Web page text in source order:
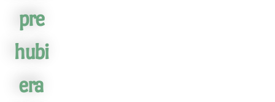
pre
hubi
era